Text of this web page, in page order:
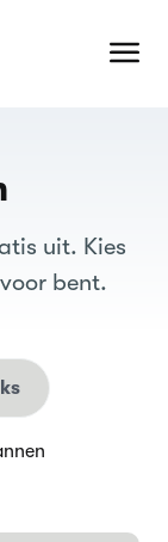
uit. Kies
bent.